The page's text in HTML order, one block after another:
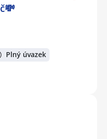
Plný úvazek